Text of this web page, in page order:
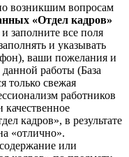
возникшим вопросам
«Отдел кадров»
и заполните все поля
и указывать
ваши пожелания и
работы (База
только свежая
работников
кадров», в результате
«отлично».
или